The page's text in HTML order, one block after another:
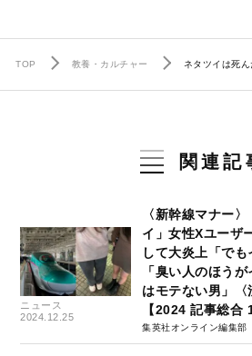
TOP 教養・カルチャー ネタツイは死
関連記
ニュース
2024.12.25
〈新幹線マナー
イ」女性Xユーザ
して大炎上「でも
「臭い人のほう
はモテない男」〈
【2024 記事総合
集英社オンライン編集部